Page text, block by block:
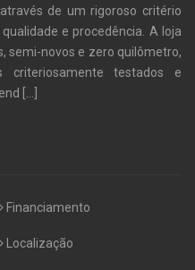
de um rigoroso critério
e procedência. A loja
semi-novos e zero quilômetro,
criteriosamente testados e
[...]
Financiamento
Localização